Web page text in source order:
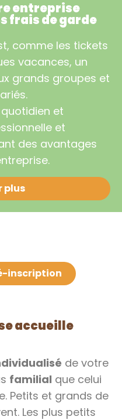
entreprise
frais de garde
comme les tickets
vacances, un
grands groupes et
et
et
des avantages
plus
inscription
accueille
de votre
familial que celui
Petits et grands de
Les plus petits